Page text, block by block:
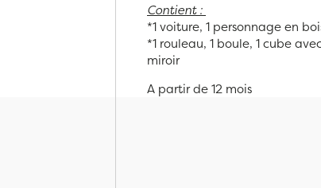
Contient :
*1 voiture, 1 personnage en
*1 rouleau, 1 boule, 1 cube
miroir
A partir de 12 mois